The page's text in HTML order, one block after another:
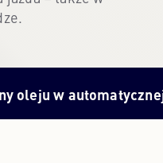
automatycznej